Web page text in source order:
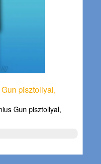
pisztollyal,
Gun pisztollyal,